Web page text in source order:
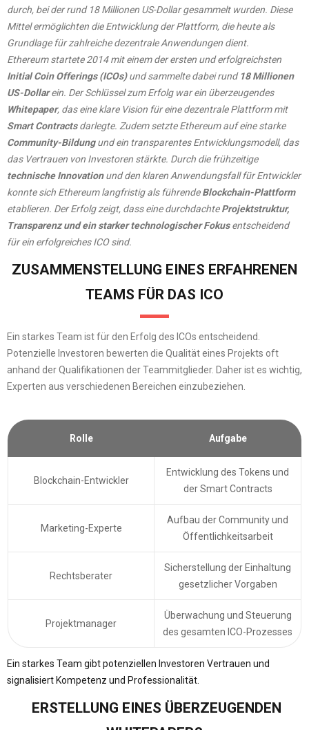
durch, bei der rund 18 Millionen US-Dollar gesammelt wurden. Diese
Mittel ermöglichten die Entwicklung der Plattform, die heute als
Grundlage für zahlreiche dezentrale Anwendungen dient.
Ethereum startete 2014 mit einem der ersten und erfolgreichsten
Initial Coin Offerings (ICOs)und sammelte dabei rund 18 Millionen
US-Dollarein. Der Schlüssel zum Erfolg war ein überzeugendes
Whitepaper, das eine klare Vision für eine dezentrale Plattform mit
Smart Contractsdarlegte. Zudem setzte Ethereum auf eine starke
Community-Bildungund ein transparentes Entwicklungsmodell, das
das Vertrauen von Investoren stärkte. Durch die frühzeitige
technische Innovationund den klaren Anwendungsfall für Entwickler
konnte sich Ethereum langfristig als führendeBlockchain-Plattform
etablieren. Der Erfolg zeigt, dass eine durchdachteProjektstruktur,
Transparenz und ein starker technologischer Fokusentscheidend
für ein erfolgreiches ICO sind.
ZUSAMMENSTELLUNG EINES ERFAHRENEN
TEAMS FÜR DAS ICO
Ein starkes Team ist für den Erfolg des ICOs entscheidend.
Potenzielle Investoren bewerten die Qualität eines Projekts oft
anhand der Qualifikationen der Teammitglieder. Daher ist es wichtig,
Experten aus verschiedenen Bereichen einzubeziehen.
Rolle Aufgabe
Blockchain-Entwickler
Entwicklung des Tokens und
der Smart Contracts
Marketing-Experte
Aufbau der Community und
Öffentlichkeitsarbeit
Rechtsberater
Sicherstellung der Einhaltung
gesetzlicher Vorgaben
Projektmanager
Überwachung und Steuerung
des gesamten ICO-Prozesses
Ein starkes Team gibt potenziellen Investoren Vertrauen und
signalisiert Kompetenz und Professionalität.
ERSTELLUNG EINES ÜBERZEUGENDEN